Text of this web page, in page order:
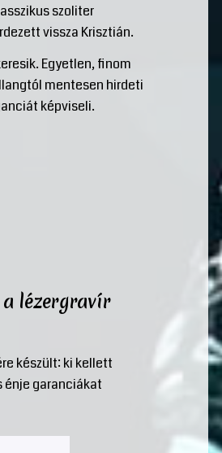
szoliter
vissza Krisztián.
Egyetlen, finom
mentesen hirdeti
képviseli.
lézergravír
készült: ki kellett
énje garanciákat